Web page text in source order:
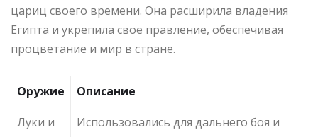
цариц своего времени. Она расширила владения
Египта и укрепила свое правление, обеспечивая
процветание и мир в стране.
Оружие
Описание
Луки и
Использовались для дальнего боя и